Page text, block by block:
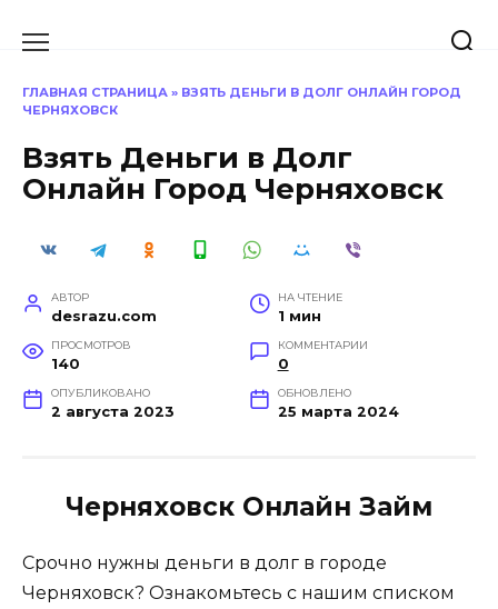
ГЛАВНАЯ СТРАНИЦА » ВЗЯТЬ ДЕНЬГИ В ДОЛГ ОНЛАЙН ГОРОД
ЧЕРНЯХОВСК
Взять Деньги в Долг
Онлайн Город Черняховск
АВТОР
desrazu.com
НА ЧТЕНИЕ
1 мин
ПРОСМОТРОВ
140
КОММЕНТАРИИ
0
ОПУБЛИКОВАНО
2 августа 2023
ОБНОВЛЕНО
25 марта 2024
Черняховск Онлайн Займ
Срочно нужны деньги в долг в городе
Черняховск? Ознакомьтесь с нашим списком